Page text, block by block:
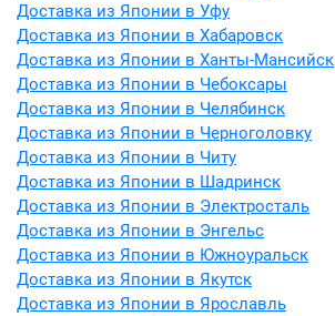
Доставка из Японии в Уфу
Доставка из Японии в Хабаровск
Доставка из Японии в Ханты-Мансийск
Доставка из Японии в Чебоксары
Доставка из Японии в Челябинск
Доставка из Японии в Черноголовку
Доставка из Японии в Читу
Доставка из Японии в Шадринск
Доставка из Японии в Электросталь
Доставка из Японии в Энгельс
Доставка из Японии в Южноуральск
Доставка из Японии в Якутск
Доставка из Японии в Ярославль